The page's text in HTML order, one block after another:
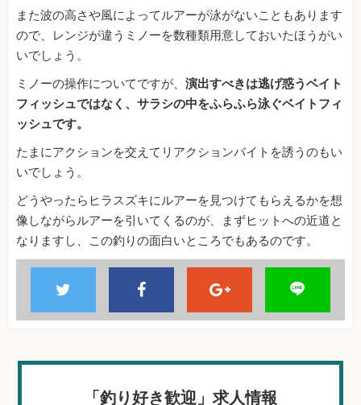
また波の高さや風によってルアーが泳がないこともあります
ので、レンジが違うミノーを数種類用意しておいたほうがい
いでしょう。
ミノーの操作についてですが、 演出すべきは逃げ惑うベイト
フィッシュではなく、サラシの中をふらふら泳ぐベイトフィ
ッシュです。
たまにアクションを交えてリアクションバイトを誘うのもい
いでしょう。
どうやったらヒラスズキにルアーを見つけてもらえるかを想
像しながらルアーを引いてくるのが、まずヒットへの近道と
なりますし、この釣りの面白いところでもあるのです。
「釣り好き歓迎」求人情報